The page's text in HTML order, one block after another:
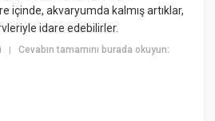
içinde, akvaryumda kalmış artıklar,
idare edebilirler.
|Cevabın tamamını burada okuyun: